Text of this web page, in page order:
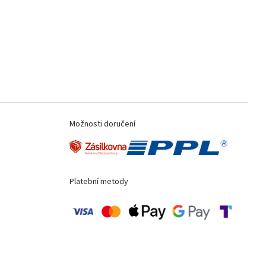
Možnosti doručení
Platební metody